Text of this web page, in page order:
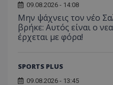
09.08.2026 - 14:08
Μην ψάχνεις τον νέο
βρήκε: Αυτός είναι ο
έρχεται με φόρα!
SPORTS PLUS
09.08.2026 - 13:45